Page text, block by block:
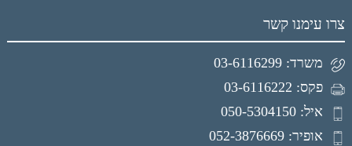
צרו עימנו קשר
משרד: 03-6116299
פקס: 03-6116222
איל: 050-5304150
אופיר: 052-3876669